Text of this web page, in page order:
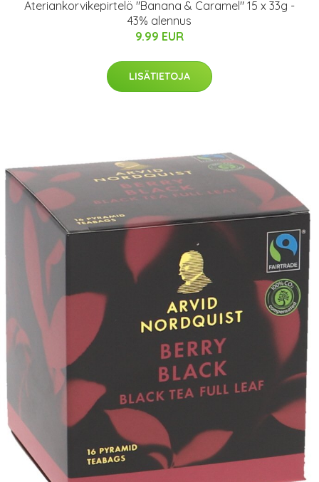
Ateriankorvikepirtelö "Banana & Caramel" 15 x 33g -
43% alennus
9.99 EUR
LISÄTIETOJA